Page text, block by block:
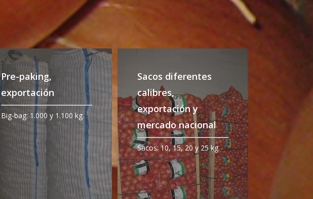
Pre-paking,
exportación
Big-bag: 1.000 y 1.100 kg.
Sacos diferentes
calibres,
exportación y
mercado nacional
Sacos: 10, 15, 20 y 25 kg.